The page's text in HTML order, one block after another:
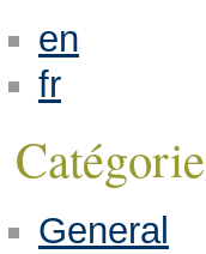
en
fr
General